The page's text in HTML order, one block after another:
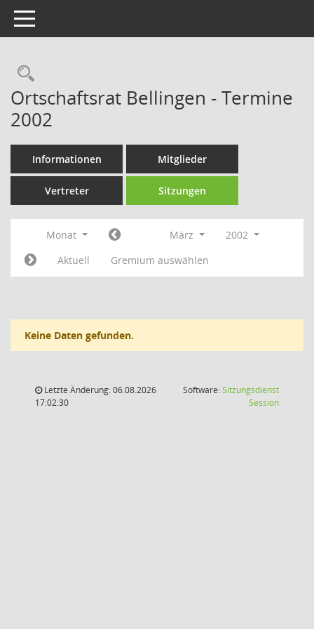
Toggle navigation
Rechercheauswahl
Ortschaftsrat Bellingen - Termine
2002
Informationen Mitglieder
Vertreter Sitzungen
Monat März
2002
Aktuell
Gremium auswählen
Keine Daten gefunden.
Letzte Änderung: 06.08.2026
17:02:30
Software:Sitzungsdienst
Session(Wird in